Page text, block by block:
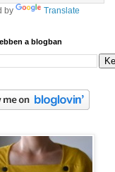
by Translate
a blogban